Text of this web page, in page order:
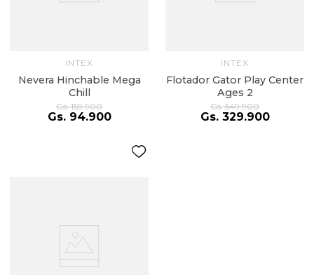
INTEX
Nevera Hinchable Mega
Chill
Gs. 159.900
Gs. 94.900
INTEX
Flotador Gator Play Center
Ages 2
Gs. 549.900
Gs. 329.900